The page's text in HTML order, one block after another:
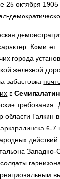
25 октября 1905
Комитет
города
железной
забастовка
в
требования.
области Галкин
6-7
действий
Западно-